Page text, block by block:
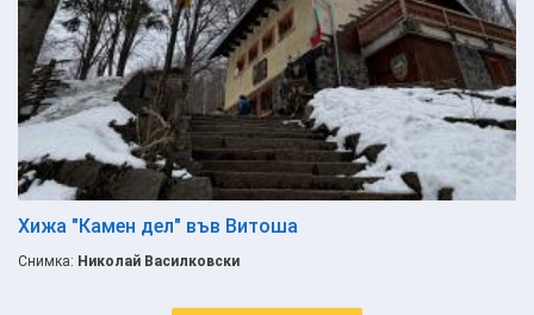
Хижа "Камен дел" във Витоша
Снимка: Николай Василковски